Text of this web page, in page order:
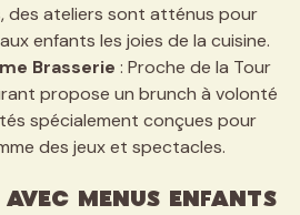
des ateliers sont atténus pour
enfants les joies de la cuisine.
Brasserie : Proche de la Tour
propose un brunch à volonté
spécialement conçues pour
des jeux et spectacles.
menus enfants